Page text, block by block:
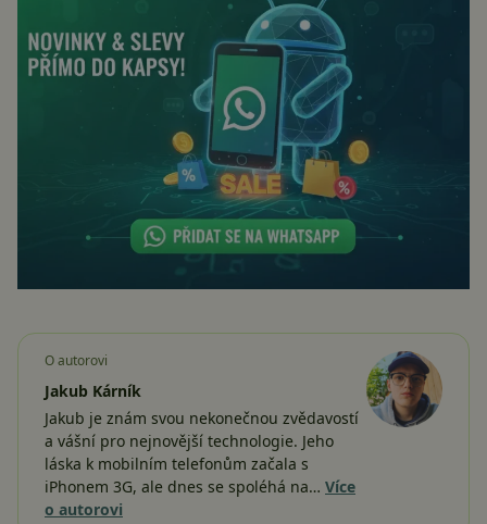
O autorovi
Jakub Kárník
Jakub je znám svou nekonečnou zvědavostí
a vášní pro nejnovější technologie. Jeho
láska k mobilním telefonům začala s
iPhonem 3G, ale dnes se spoléhá na… Více
o autorovi